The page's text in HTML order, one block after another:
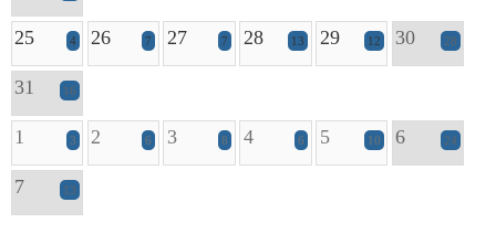
25 4 26 7 27 7 28 13 29 12 30 28
31 16
1 3 2 6 3 8 4 6 5 10 6 24
7 13